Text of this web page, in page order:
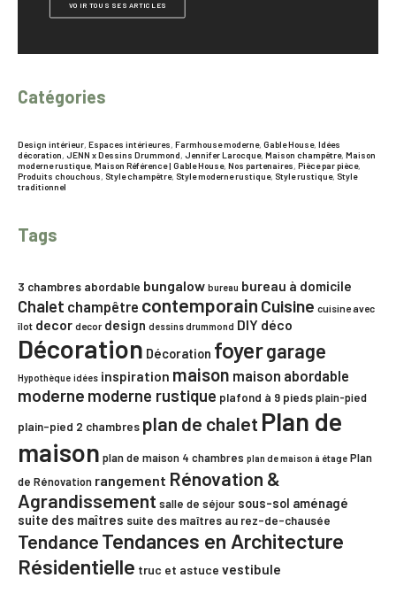
VOIR TOUS SES ARTICLES
Catégories
Design intérieur, Espaces intérieures, Farmhouse moderne, Gable House, Idées
décoration, JENN x Dessins Drummond, Jennifer Larocque, Maison champêtre, Maison
moderne rustique, Maison Référence | Gable House, Nos partenaires, Pièce par pièce,
Produits chouchous, Style champêtre, Style moderne rustique, Style rustique, Style
traditionnel
Tags
3 chambres abordable bungalow bureau bureau à domicile
Chalet champêtre contemporain Cuisine cuisine avec
îlot decor decor design dessins drummond DIY déco
Décoration Décoration foyergarage
Hypothèque idées inspiration maison maison abordable
moderne moderne rustique plafond à 9 piedsplain-pied
plain-pied 2 chambres plan de chalet Plan de
maison plan de maison 4 chambres plan de maison à étage Plan
de Rénovation rangement Rénovation &
Agrandissement salle de séjour sous-sol aménagé
suite des maîtres suite des maîtres au rez-de-chausée
Tendance Tendances en Architecture
Résidentielle truc et astuce vestibule